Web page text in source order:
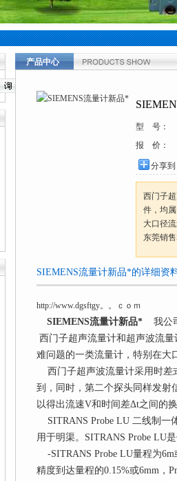
产品中心
型 号：
报 价：
分享
西门子
件，均
大口径
东莞销
SIEMENS流量计新品*的详细资
http://www.dgsftgy。。ｃｏｍ
SIEMENS流量计新品*
我公
西门子超声流量计和超声波流
难问题的一类流量计，特别在大
西门子超声波流量计采用时差
到，同时，第二个探头同样发射
以得出流速V和时间差Δt之间的
SITRANS Probe LU 二线制一
用于明渠。SITRANS Probe LU
-SITRANS Probe LU量程为
精度到达量程的0.15%或6mm，